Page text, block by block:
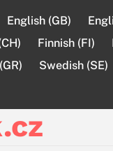
English (GB)
Finnish (FI)
Swedish (SE)